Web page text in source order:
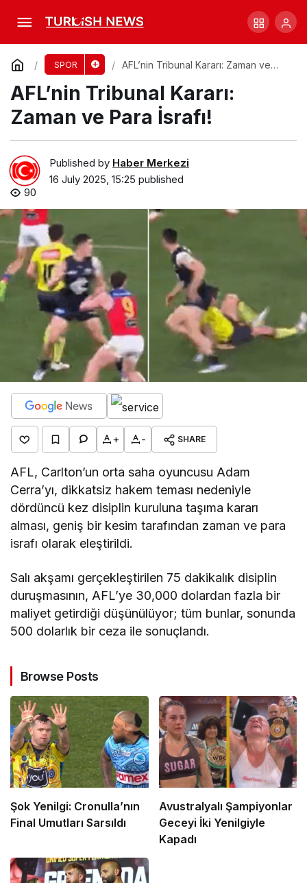
SPOR
AFL’nin Tribunal Kararı: Zaman ve
AFL’nin Tribunal Kararı:
Zaman ve Para İsrafı!
Published by Haber Merkezi
16 July 2025, 15:25 published
90
+ - SHARE
AFL, Carlton’un orta saha oyuncusu Adam
Cerra’yı, dikkatsiz hakem teması nedeniyle
dördüncü kez disiplin kuruluna taşıma kararı
alması, geniş bir kesim tarafından zaman ve para
israfı olarak eleştirildi.
Salı akşamı gerçekleştirilen 75 dakikalık disiplin
duruşmasının, AFL’ye 30,000 dolardan fazla bir
maliyet getirdiği düşünülüyor; tüm bunlar, sonunda
500 dolarlık bir ceza ile sonuçlandı.
Browse Posts
Şok Yenilgi: Cronulla’nın
Final Umutları Sarsıldı
Avustralyalı Şampiyonlar
Geceyi İki Yenilgiyle
Kapadı
Makybe Diva’nın Zaferi: 20 Yıl Sonra Anılar
Comment